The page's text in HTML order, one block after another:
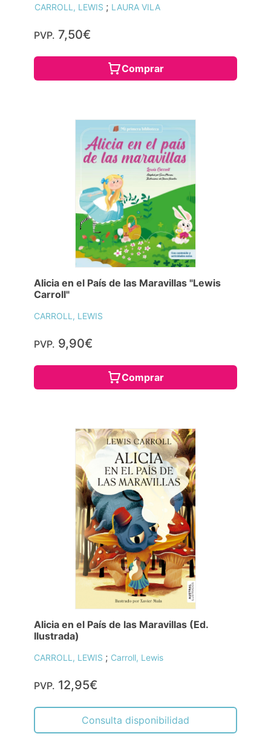
CARROLL, LEWIS ; LAURA VILA
PVP. 7,50€
Comprar
Alicia en el País de las Maravillas "Lewis
Carroll"
CARROLL, LEWIS
PVP. 9,90€
Comprar
Alicia en el País de las Maravillas (Ed.
Ilustrada)
CARROLL, LEWIS ; Carroll, Lewis
PVP. 12,95€
Consulta disponibilidad